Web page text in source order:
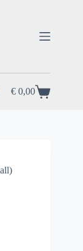
Winkelwagen
€ 0,00